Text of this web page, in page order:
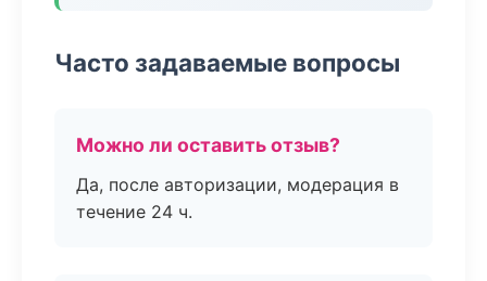
Часто задаваемые вопросы
Можно ли оставить отзыв?
Да, после авторизации, модерация в
течение 24 ч.